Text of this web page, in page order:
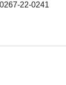
22-0241